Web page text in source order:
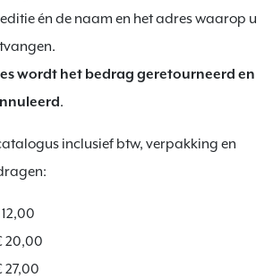
én de naam en het adres waarop u
wordt het bedrag geretourneerd en
.
inclusief btw, verpakking en
20,00